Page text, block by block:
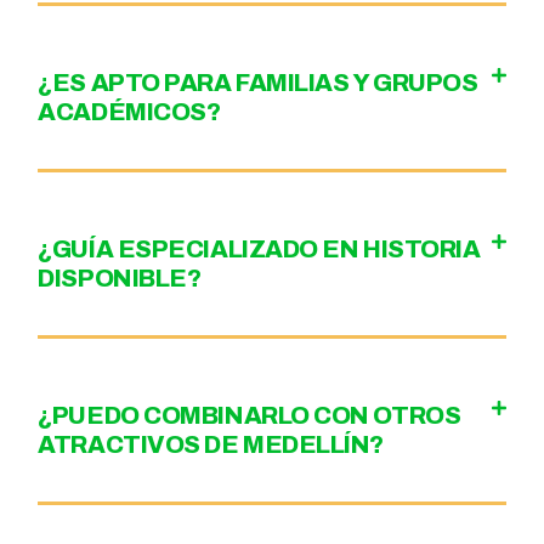
¿ES APTO PARA FAMILIAS Y GRUPOS
ACADÉMICOS?
¿GUÍA ESPECIALIZADO EN HISTORIA
DISPONIBLE?
¿PUEDO COMBINARLO CON OTROS
ATRACTIVOS DE MEDELLÍN?